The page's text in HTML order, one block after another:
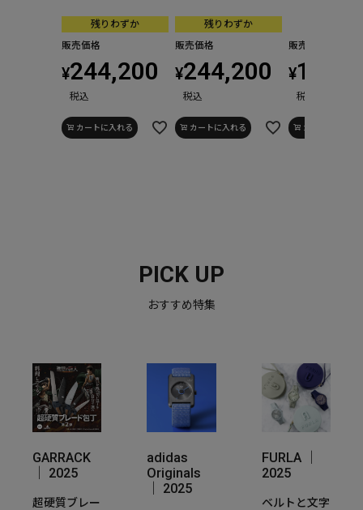
残りわずか
販売価格
¥244,200
税込
カートに入れる
残りわずか
販売価格
¥244,200
税込
カートに入れる
販売価格
¥
税込
カートに入れる
PICK UP
おすすめ特集
GARRACK
｜ 2025
超硬質ブレー
adidas
Originals
｜ 2025
FURLA ｜
2025
ベルトと文字